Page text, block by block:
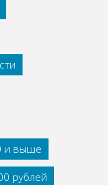
и выше
рублей